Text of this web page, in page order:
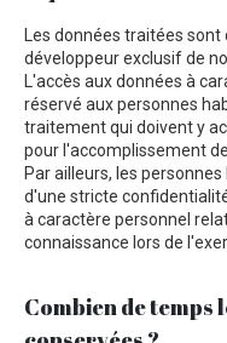
Les données traitées sont
développeur exclusif de
L'accès aux données à
réservé aux personnes
traitement qui doivent y
pour l'accomplissement
Par ailleurs, les
d'une stricte
à caractère personnel
connaissance lors de
Combien de temps